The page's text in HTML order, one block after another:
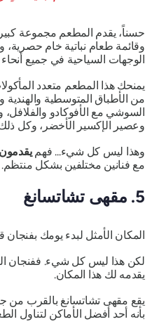
حسناً، يقدم المطعم مجموعة كبيرة
وقائمة طعام نباتية خام حصرية،
الوجهات السياحية في جميع أنحاء
يمنحك هذا المطعم متعدد
من الأطباق المتوسطية والهندية
السوشي مع الأفوكادو والفلافل،
وعصير الإكسير الأخضر، وكل ذلك
وهذا ليس كل شيء... فهميقدمون
مع فنانين مختلفين بشكل منتظم.
5. مقهى تشاتسانغ
المكان الأمثل لبدء يومك بفنجان
لكن هذا ليس كل شيء. ففنجان
يقدمه لك هذا المكان.
يقع مقهى تشاتسانغ بالقرب من
بأنه أحد أفضل الأماكن لتناول